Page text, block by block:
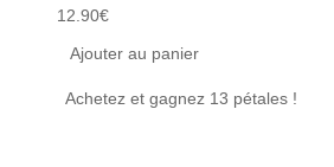
12.90€
Ajouter au panier
Achetez et gagnez 13 pétales !